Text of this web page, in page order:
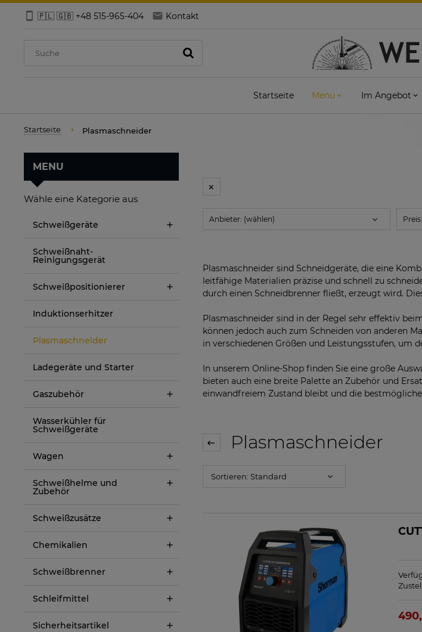
🇵🇱 🇬🇧 +48 515-965-404 Kontakt
Startseite Menü Im Angebot
Startseite Plasmaschneider
MENU
Wähle eine Kategorie aus
Schweißgeräte
Schweißnaht-
Reinigungsgerät
Schweißpositionierer
Induktionserhitzer
Plasmaschneider
Ladegeräte und Starter
Gaszubehör
Wasserkühler für
Schweißgeräte
Wagen
Schweißhelme und
Zubehör
Schweißzusätze
Chemikalien
Schweißbrenner
Schleifmittel
Sicherheitsartikel
Anbieter: (wählen)
Plasmaschneider sind Schneidgeräte, die eine
leitfähige Materialien präzise und schnell zu
durch einen Schneidbrenner fließt, erzeugt wird.
Plasmaschneider sind in der Regel sehr effektiv
können jedoch auch zum Schneiden von anderen
in verschiedenen Größen und Leistungsstufen, um
In unserem Online-Shop finden Sie eine große
bieten auch eine breite Palette an Zubehör und
einwandfreiem Zustand bleibt und die
Plasmaschneider